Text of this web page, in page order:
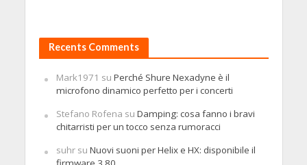
Recents Comments
Mark1971 su Perché Shure Nexadyne è il
microfono dinamico perfetto per i concerti
Stefano Rofena su Damping: cosa fanno i bravi
chitarristi per un tocco senza rumoracci
suhrsu Nuovi suoni per Helix e HX: disponibile il